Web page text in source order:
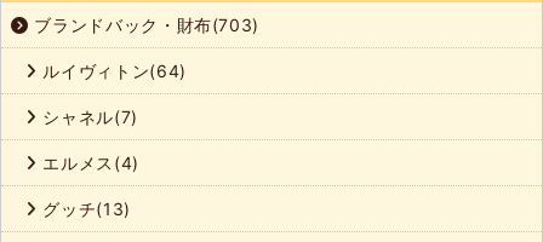
ブランドバック・財布(703)
ルイヴィトン(64)
シャネル(7)
エルメス(4)
グッチ(13)